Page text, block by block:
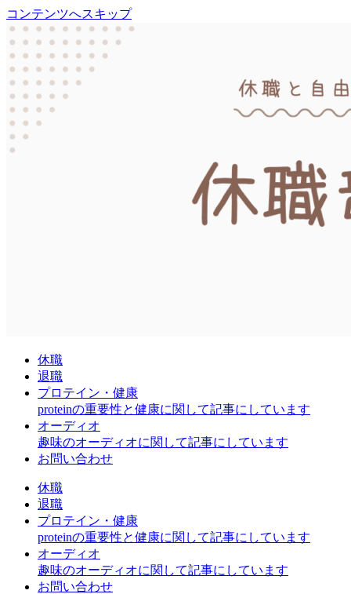
コンテンツへスキップ
休職
退職
プロテイン・健康
proteinの重要性と健康に関して記事にしています
オーディオ
趣味のオーディオに関して記事にしています
お問い合わせ
休職
退職
プロテイン・健康
proteinの重要性と健康に関して記事にしています
オーディオ
趣味のオーディオに関して記事にしています
お問い合わせ